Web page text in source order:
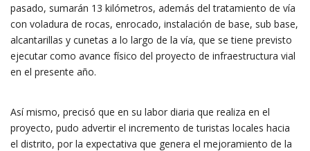
pasado, sumarán 13 kilómetros, además del tratamiento de vía
con voladura de rocas, enrocado, instalación de base, sub base,
alcantarillas y cunetas a lo largo de la vía, que se tiene previsto
ejecutar como avance físico del proyecto de infraestructura vial
en el presente año.
Así mismo, precisó que en su labor diaria que realiza en el
proyecto, pudo advertir el incremento de turistas locales hacia
el distrito, por la expectativa que genera el mejoramiento de la